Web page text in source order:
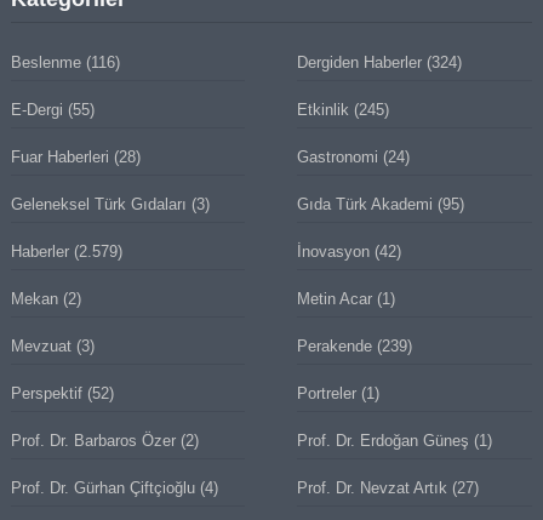
Beslenme(116) Dergiden Haberler (324)
E-Dergi (55) Etkinlik (245)
Fuar Haberleri (28) Gastronomi (24)
Geleneksel Türk Gıdaları (3) Gıda Türk Akademi (95)
Haberler(2.579) İnovasyon (42)
Mekan(2) Metin Acar (1)
Mevzuat(3) Perakende (239)
Perspektif(52) Portreler (1)
Prof. Dr. Barbaros Özer(2) Prof. Dr. Erdoğan Güneş (1)
Prof. Dr. Gürhan Çiftçioğlu(4) Prof. Dr. Nevzat Artık (27)